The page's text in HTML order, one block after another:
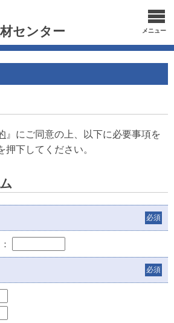
センター メニュー
』にご同意の上、以下に必要事項を
下してください。
必須
必須